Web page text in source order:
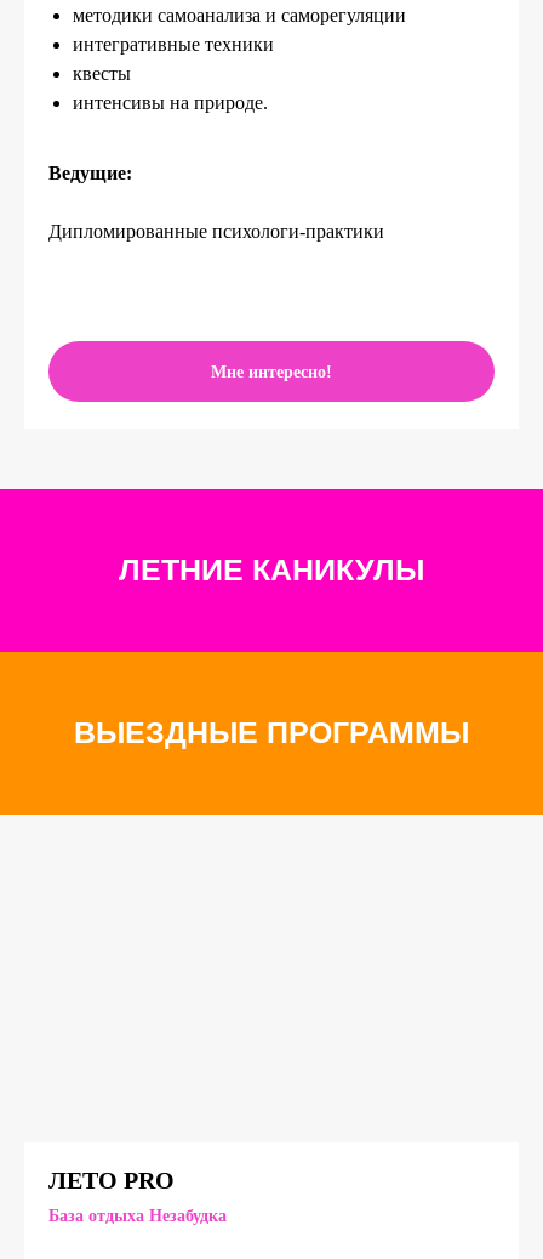
методики самоанализа и саморегуляции
интегративные техники
квесты
интенсивы на природе.
Ведущие:
Дипломированные психологи-практики
Мне интересно!
ЛЕТО PRO
База отдыха Незабудка